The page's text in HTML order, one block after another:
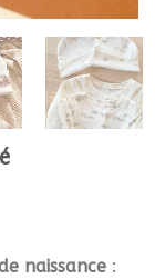
naissance :